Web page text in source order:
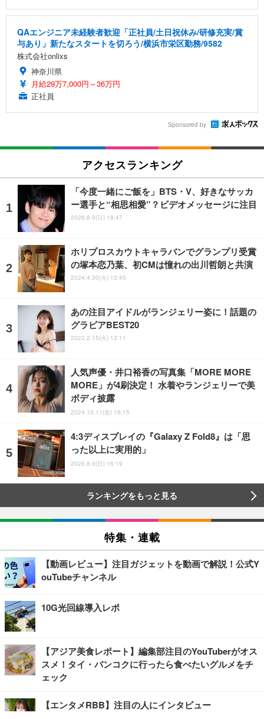
QAエンジニア未経験者歓迎「正社員/土日祝休み/研修充実/賞
与あり」新たなスタートを切ろう/横浜市栄区勤務/9582
株式会社onlixs
神奈川県
月給29万7,000円～36万円
正社員
Sponsored by
アクセスランキング
「今度一緒にご飯を」BTS・V、好きなサッカ
ー選手と“相思相愛”？ビデオメッセージに注目
2026.8.9(日) 18:47
ホリプロスカウトキャラバンでグランプリ受賞
の塚本恋乃葉、初CMは憧れの出川哲朗と共演
2024.4.30(火) 13:45
あの注目アイドルがランジェリー姿に！話題の
グラビアBEST20
2022.2.15(火) 12:11
人気声優・井口裕香の写真集「MORE MORE
MORE」が4刷決定！ 水着やランジェリーで美
ボディ披露
2024.10.11(金) 19:15
4:3ディスプレイの『Galaxy Z Fold8』は「思
った以上に実用的」
2026.8.9(日) 16:19
ランキングをもっと見る
特集・連載
【動画レビュー】注目ガジェットを動画で解説！公式Y
ouTubeチャンネル
10G光回線導入レポ
【アジア美食レポート】編集部注目のYouTuberがオス
スメ！タイ・バンコクに行ったら食べたいグルメをチ
ェック
【エンタメRBB】注目の人にインタビュー